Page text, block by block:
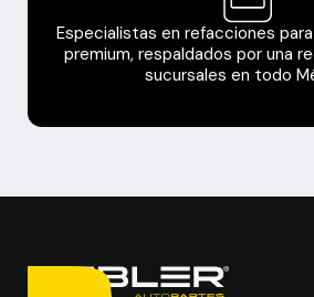
Especialistas en refacciones
premium, respaldados por una
sucursales en todo